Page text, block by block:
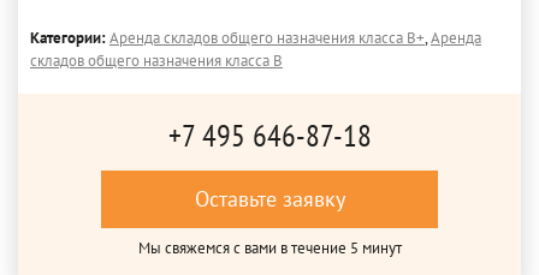
Категории:Аренда складов общего назначения класса B+,Аренда
складов общего назначения класса B
+7 495 646-87-18
Оставьте заявку
Мы свяжемся с вами в течение 5 минут